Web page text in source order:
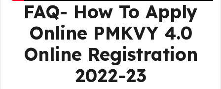
FAQ- How To Apply
Online PMKVY 4.0
Online Registration
2022-23